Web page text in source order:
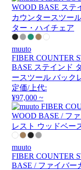
muuto
FIBER COUNTER
BASE ステインド
ースツール バック
定価/上代:
¥97,000 ~
muuto
FIBER COUNTER
BASE / ファイバー